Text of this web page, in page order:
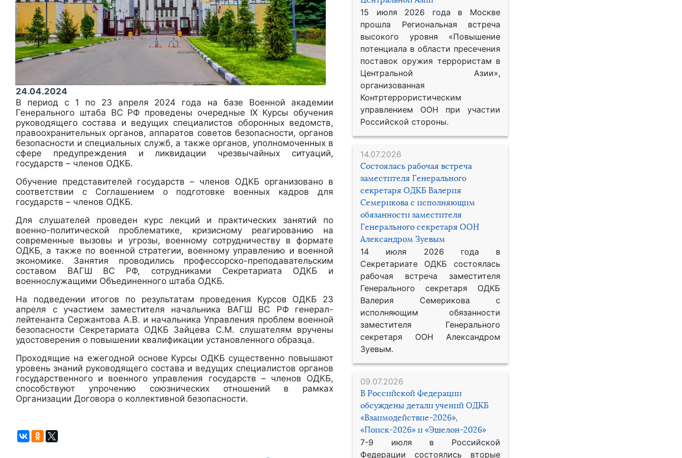
15 июля 2026 года в Москве
прошла Региональная встреча
высокого уровня «Повышение
потенциала в области пресечения
поставок оружия террористам в
Центральной Азии»,
организованная
Контртеррористическим
управлением ООН при участии
Российской стороны.
14.07.2026
Состоялась рабочая встреча
заместителя Генерального
секретаря ОДКБ Валерия
Семерикова с исполняющим
обязанности заместителя
Генерального секретаря ООН
Александром Зуевым
14 июля 2026 года в
Секретариате ОДКБ состоялась
рабочая встреча заместителя
Генерального секретаря ОДКБ
Валерия Семерикова с
исполняющим обязанности
заместителя Генерального
секретаря ООН Александром
Зуевым.
09.07.2026
В Российской Федерации
обсуждены детали учений ОДКБ
«Взаимодействие-2026»,
«Поиск-2026» и «Эшелон-2026»
7-9 июля в Российской
Федерации состоялись вторые
24.04.2024
В период с 1 по 23 апреля 2024 года на базе Военной академии
Генерального штаба ВС РФ проведены очередные IX Курсы обучения
руководящего состава и ведущих специалистов оборонных ведомств,
правоохранительных органов, аппаратов советов безопасности, органов
безопасности и специальных служб, а также органов, уполномоченных в
сфере предупреждения и ликвидации чрезвычайных ситуаций,
государств – членов ОДКБ.
Обучение представителей государств – членов ОДКБ организовано в
соответствии с Соглашением о подготовке военных кадров для
государств – членов ОДКБ.
Для слушателей проведен курс лекций и практических занятий по
военно-политической проблематике, кризисному реагированию на
современные вызовы и угрозы, военному сотрудничеству в формате
ОДКБ, а также по военной стратегии, военному управлению и военной
экономике. Занятия проводились профессорско-преподавательским
составом ВАГШ ВС РФ, сотрудниками Секретариата ОДКБ и
военнослужащими Объединенного штаба ОДКБ.
На подведении итогов по результатам проведения Курсов ОДКБ 23
апреля с участием заместителя начальника ВАГШ ВС РФ генерал-
лейтенанта Сержантова А.В. и начальника Управления проблем военной
безопасности Секретариата ОДКБ Зайцева С.М. слушателям вручены
удостоверения о повышении квалификации установленного образца.
Проходящие на ежегодной основе Курсы ОДКБ существенно повышают
уровень знаний руководящего состава и ведущих специалистов органов
государственного и военного управления государств – членов ОДКБ,
способствуют упрочению союзнических отношений в рамках
Организации Договора о коллективной безопасности.